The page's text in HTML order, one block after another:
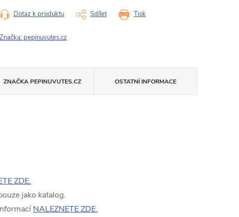
Tisk
Dotaz k produktu Sdílet
Značka: pepinuvutes.cz
ZNAČKA PEPINUVUTES.CZ OSTATNÍ INFORMACE
ZDE.
jako katalog.
NALEZNETE ZDE.